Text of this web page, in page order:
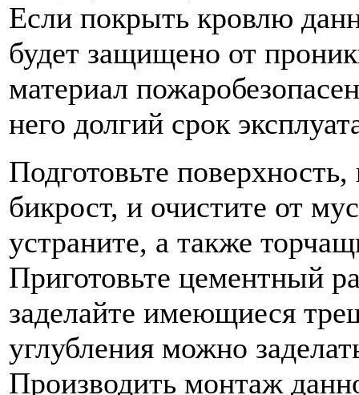
Если покрыть кровлю
будет защищено от
материал
него долгий срок
Подготовьте
бикрост, и очистите от
устраните, а также
Приготовьте цементный
заделайте имеющиеся
углубления можно
Производить монтаж